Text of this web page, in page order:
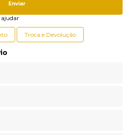
Enviar
ajudar
Troca e Devolução